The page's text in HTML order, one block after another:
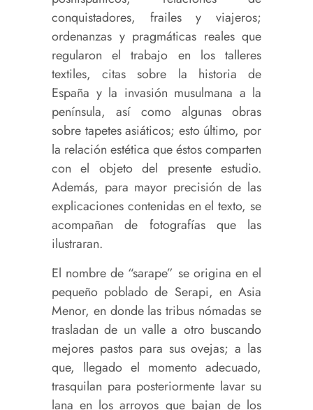
conquistadores, frailes y viajeros;
ordenanzas y pragmáticas reales que
regularon el trabajo en los talleres
textiles, citas sobre la historia de
España y la invasión musulmana a la
península, así como algunas obras
sobre tapetes asiáticos; esto último, por
la relación estética que éstos comparten
con el objeto del presente estudio.
Además, para mayor precisión de las
explicaciones contenidas en el texto, se
acompañan de fotografías que las
ilustraran.
El nombre de “sarape” se origina en el
pequeño poblado de Serapi, en Asia
Menor, en donde las tribus nómadas se
trasladan de un valle a otro buscando
mejores pastos para sus ovejas; a las
que, llegado el momento adecuado,
trasquilan para posteriormente lavar su
lana en los arroyos que bajan de los